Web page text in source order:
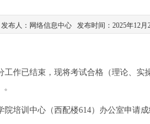
布人：网络信息中心 发布时间：2025年12月
作已结束，现将考试合格（理论、实
培训中心（西配楼614）办公室申请成